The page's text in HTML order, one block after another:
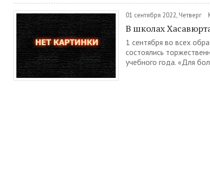
01 сентября 2022, Четверг
В школах
1 сентября во всех
состоялись
учебного года. «Для